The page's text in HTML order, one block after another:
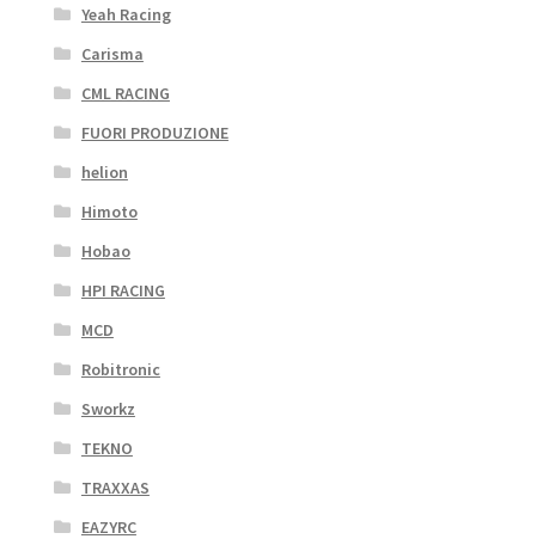
Yeah Racing
Carisma
CML RACING
FUORI PRODUZIONE
helion
Himoto
Hobao
HPI RACING
MCD
Robitronic
Sworkz
TEKNO
TRAXXAS
EAZYRC